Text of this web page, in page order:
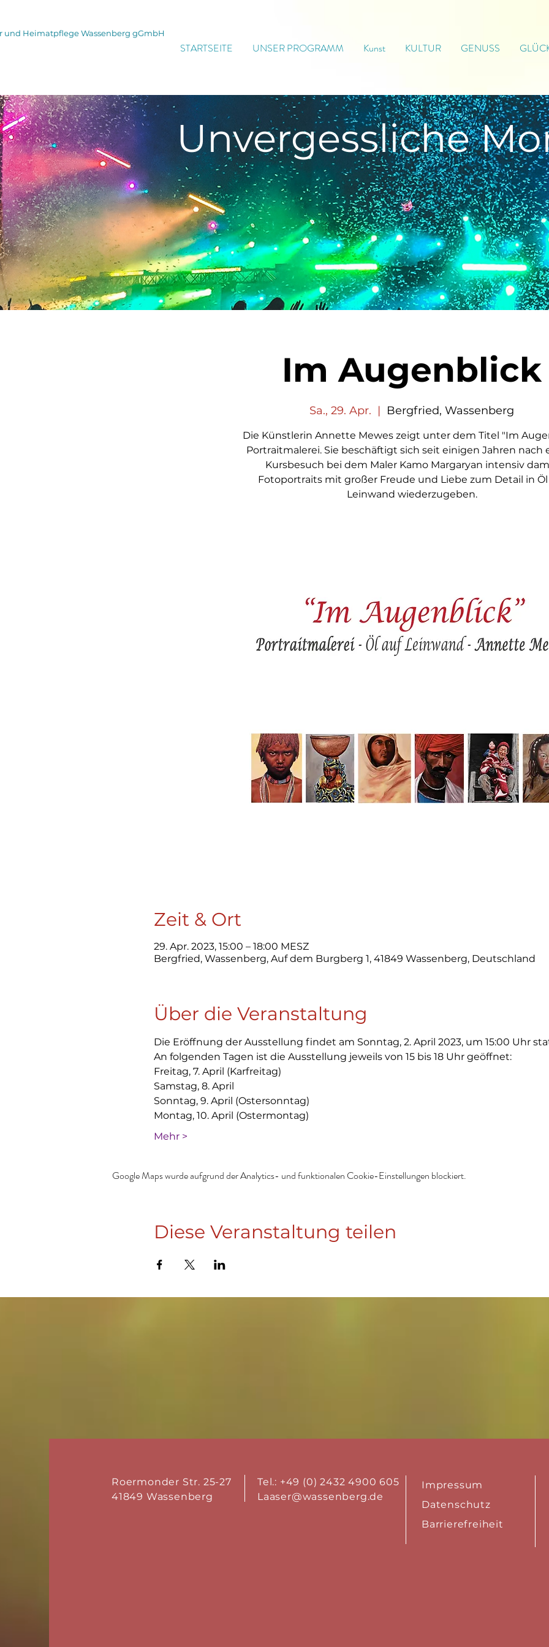
und Heimatpflege Wassenberg gGmbH
STARTSEITE UNSER PROGRAMM Kunst KULTUR GENUSS
Unvergessliche
Im Augenblick
Sa., 29. Apr.
  |
Bergfried, Wassenberg
Die Künstlerin Annette Mewes zeigt unter dem Titel "Im
Portraitmalerei. Sie beschäftigt sich seit einigen Jahren nach
Kursbesuch bei dem Maler Kamo Margaryan intensiv
Fotoportraits mit großer Freude und Liebe zum Detail in
Leinwand wiederzugeben.
Zeit & Ort
29. Apr. 2023, 15:00 – 18:00 MESZ
Bergfried, Wassenberg, Auf dem Burgberg 1, 41849 Wassenberg, Deutschland
Über die Veranstaltung
Die Eröffnung der Ausstellung findet am Sonntag, 2. April 2023, um 15:00 Uhr
An folgenden Tagen ist die Ausstellung jeweils von 15 bis 18 Uhr geöffnet:
Freitag, 7. April (Karfreitag)
Samstag, 8. April
Sonntag, 9. April (Ostersonntag)
Montag, 10. April (Ostermontag)
Mehr >
Google Maps wurde aufgrund der Analytics- und funktionalen Cookie-Einstellungen blockiert.
Diese Veranstaltung teilen
Roermonder Str. 25-27
41849 Wassenberg
Tel.: +49 (0) 2432 4900 605
Laaser@wassenberg.de
Impressum
Datenschutz
Barrierefreiheit